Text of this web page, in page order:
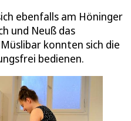
ebenfalls am Höninger
und Neuß das
konnten sich die
bedienen.